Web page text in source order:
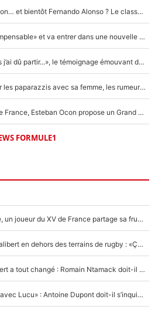
Max Verstappen, Lewis Hamilton… et bientôt Fernando Alonso ? Le classement des pilotes les mieux payés en Formule 1 risque de changer !
F1 - Alpine signe un accord «impensable» et va entrer dans une nouvelle dimension : Grande nouvelle pour Pierre Gasly !
F1 : « Je lui ai fait un câlin, puis j’ai dû partir...», le témoignage émouvant de Max Verstappen sur sa fille
F1 : Charles Leclerc surpris par les paparazzis avec sa femme, les rumeurs étaient vraies !
Comme pour le final du Tour de France, Esteban Ocon propose un Grand Prix de Formule 1 à Paris : «Autour de l’Arc de Triomphe, ce serait génial» !
FORMULE1
Mis de côté par Fabien Galthié, un joueur du XV de France partage sa frustration : «ils ne me l’ont pas dit tout de suite»
La raison d'être de Matthieu Jalibert en dehors des terrains de rugby : «Ça m'atteint autant que si tu touches à un membre de ma famille»
XV de France - Matthieu Jalibert a tout changé : Romain Ntamack doit-il s’inquiéter pour sa place à un an de la Coupe du monde ?
«Le XV de France est meilleur avec Lucu» : Antoine Dupont doit-il s’inquiéter pour sa place ?